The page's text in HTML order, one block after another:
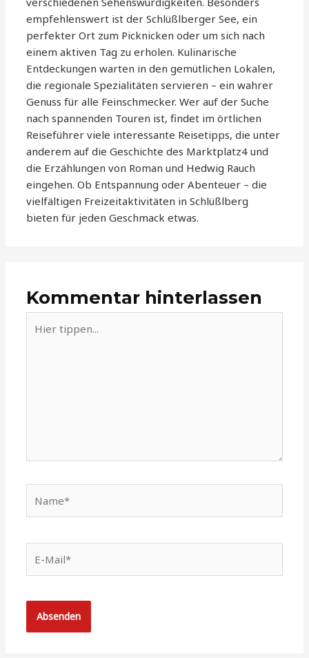
empfehlenswert ist der Schlüßlberger See, ein
perfekter Ort zum Picknicken oder um sich nach
einem aktiven Tag zu erholen. Kulinarische
Entdeckungen warten in den gemütlichen Lokalen,
die regionale Spezialitäten servieren – ein wahrer
Genuss für alle Feinschmecker. Wer auf der Suche
nach spannenden Touren ist, findet im örtlichen
Reiseführer viele interessante Reisetipps, die unter
anderem auf die Geschichte des Marktplatz4 und
die Erzählungen von Roman und Hedwig Rauch
eingehen. Ob Entspannung oder Abenteuer – die
vielfältigen Freizeitaktivitäten in Schlüßlberg
bieten für jeden Geschmack etwas.
Kommentar hinterlassen
tippen...
Mail*